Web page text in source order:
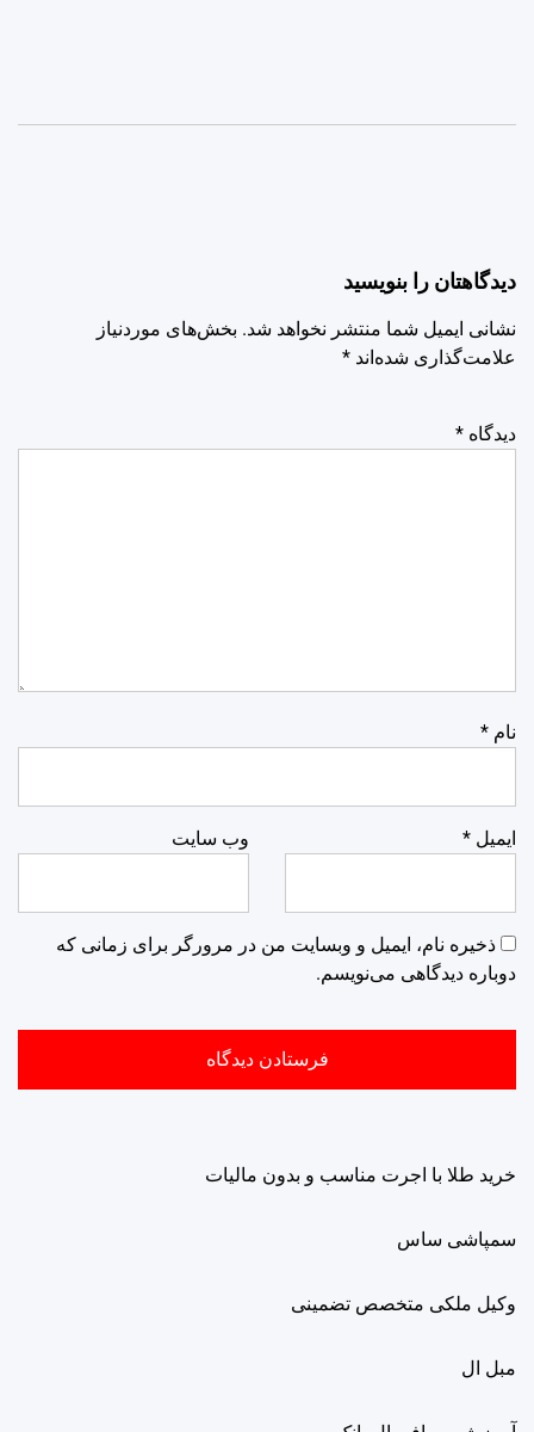
دیدگاهتان را بنویسید
نشانی ایمیل شما منتشر نخواهد شد. بخش‌های موردنیاز
علامت‌گذاری شده‌اند *
دیدگاه *
نام *
ایمیل * وب‌ سایت
ذخیره نام، ایمیل و وبسایت من در مرورگر برای زمانی که
دوباره دیدگاهی می‌نویسم.
خرید طلا با اجرت مناسب و بدون مالیات
سمپاشی ساس
وکیل ملکی متخصص تضمینی
مبل ال